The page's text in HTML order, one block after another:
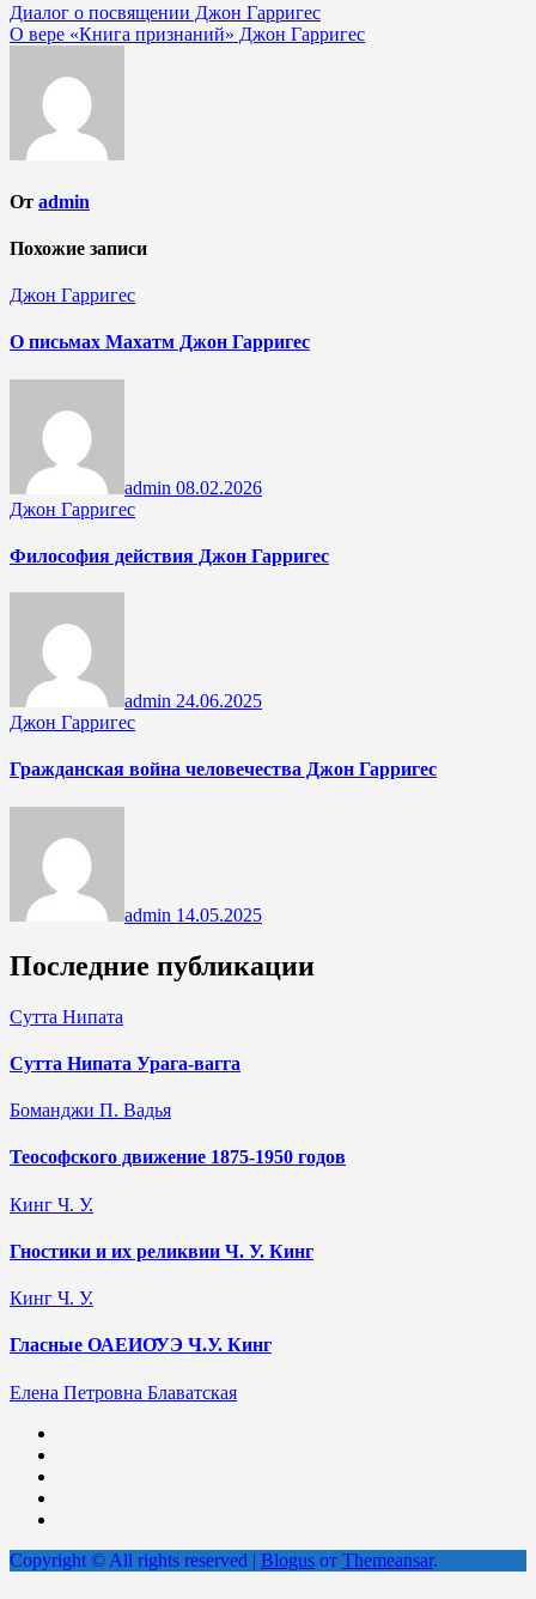
Навигация
по
записям
Диалог о посвящении Джон Гарригес
О вере «Книга признаний» Джон Гарригес
От admin
Похожие записи
Джон Гарригес
О письмах Махатм Джон Гарригес
admin 08.02.2026
Джон Гарригес
Философия действия Джон Гарригес
admin 24.06.2025
Джон Гарригес
Гражданская война человечества Джон Гарригес
admin 14.05.2025
Последние публикации
Сутта Нипата
Сутта Нипата Урага-вагга
Боманджи П. Вадья
Теософского движение 1875-1950 годов
Кинг Ч. У.
Гностики и их реликвии Ч. У. Кинг
Кинг Ч. У.
Гласные ОАЕИО̄УЭ Ч.У. Кинг
Елена Петровна Блаватская
Copyright © All rights reserved | Blogus от Themeansar.